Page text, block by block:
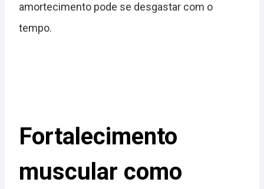
amortecimento pode se desgastar com o
tempo.
Fortalecimento
muscular como